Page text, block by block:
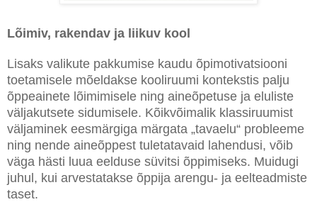
Lõimiv, rakendav ja liikuv kool
Lisaks valikute pakkumise kaudu õpimotivatsiooni
toetamisele mõeldakse kooliruumi kontekstis palju
õppeainete lõimimisele ning aineõpetuse ja eluliste
väljakutsete sidumisele. Kõikvõimalik klassiruumist
väljaminek eesmärgiga märgata „tavaelu“ probleeme
ning nende aineõppest tuletatavaid lahendusi, võib
väga hästi luua eelduse süvitsi õppimiseks. Muidugi
juhul, kui arvestatakse õppija arengu- ja eelteadmiste
taset.